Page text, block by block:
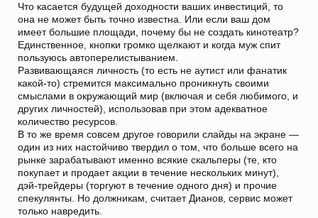
Что касается будущей доходности ваших инвестиций, то
она не может быть точно известна. Или если ваш дом
имеет большие площади, почему бы не создать кинотеатр?
Единственное, кнопки громко щелкают и когда муж спит
пользуюсь автоперелистыванием.
Развивающаяся личность (то есть не аутист или фанатик
какой-то) стремится максимально проникнуть своими
смыслами в окружающий мир (включая и себя любимого, и
других личностей), использовав при этом адекватное
количество ресурсов.
В то же время совсем другое говорили слайды на экране —
один из них настойчиво твердил о том, что больше всего на
рынке зарабатывают именно всякие скальперы (те, кто
покупает и продает акции в течение нескольких минут),
дэй-трейдеры (торгуют в течение одного дня) и прочие
спекулянты. Но должникам, считает Дианов, сервис может
только навредить.